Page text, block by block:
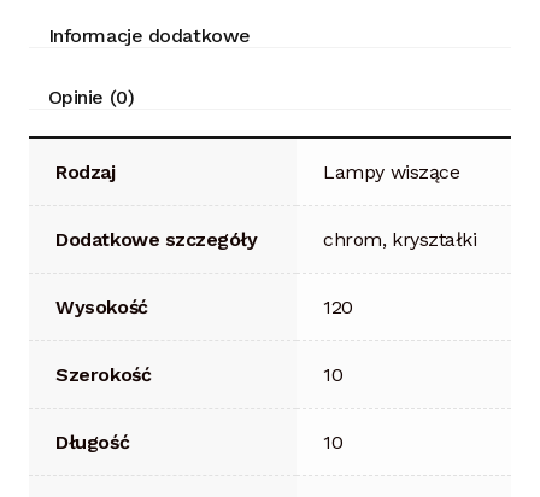
Informacje dodatkowe
Opinie (0)
Rodzaj Lampy wiszące
Dodatkowe szczegóły chrom, kryształki
Wysokość 120
Szerokość 10
Długość 10